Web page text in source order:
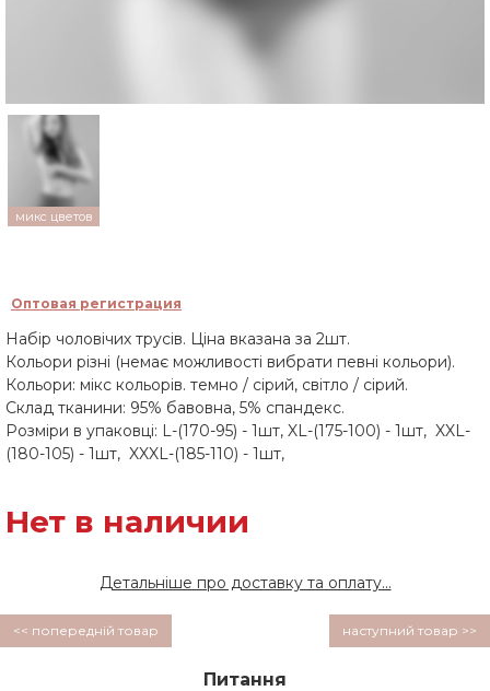
микс цветов
Оптовая регистрация
Набір чоловічих трусів. Ціна вказана за 2шт.
Кольори різні (немає можливості вибрати певні кольори).
Кольори: мікс кольорів. темно / сірий, світло / сірий.
Склад тканини: 95% бавовна, 5% спандекс.
Розміри в упаковці: L-(170-95) - 1шт, XL-(175-100) - 1шт, XXL-
(180-105) - 1шт, XXXL-(185-110) - 1шт,
Нет в наличии
Детальніше про доставку та оплату...
<< попередній товар наступний товар >>
Питання